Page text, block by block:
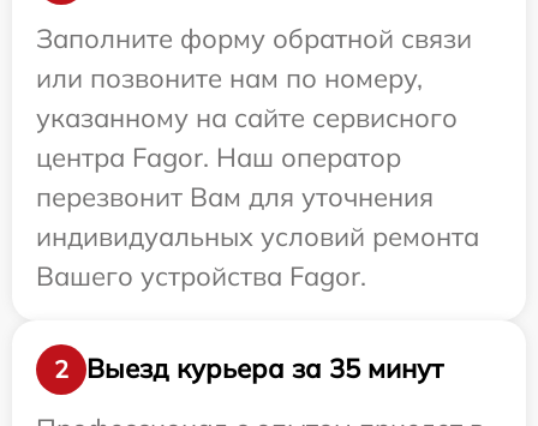
Заполните форму обратной связи
или позвоните нам по номеру,
указанному на сайте сервисного
центра Fagor. Наш оператор
перезвонит Вам для уточнения
индивидуальных условий ремонта
Вашего устройства Fagor.
2
Выезд курьера за 35 минут